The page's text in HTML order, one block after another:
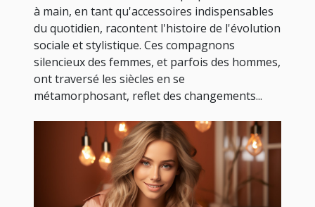
à main, en tant qu'accessoires indispensables
du quotidien, racontent l'histoire de l'évolution
sociale et stylistique. Ces compagnons
silencieux des femmes, et parfois des hommes,
ont traversé les siècles en se
métamorphosant, reflet des changements...